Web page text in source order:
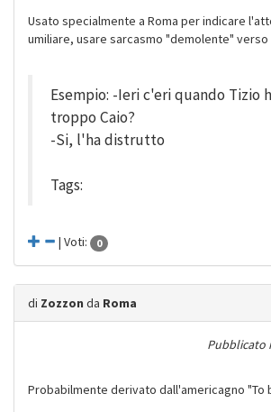
Usato specialmente a Roma per indicare
umiliare, usare sarcasmo "demolente" verso
Esempio: -Ieri c'eri quando Tizio
troppo Caio?
-Si, l'ha distrutto
Tags:
| Voti: 0
di Zozzon da Roma
Pubblicato
Probabilmente derivato dall'americagno "To